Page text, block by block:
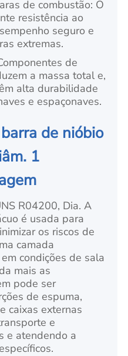
de combustão: O
resistência ao
seguro e
extremas.
de
a massa total e,
alta durabilidade
e espaçonaves.
de nióbio
1
R04200, Dia. A
é usada para
os riscos de
camada
condições de sala
mais as
pode ser
de espuma,
caixas externas
e
e atendendo a